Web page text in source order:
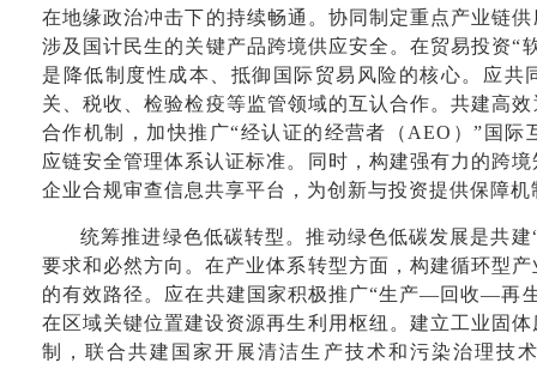
在地缘政治冲击下的持续畅通。协同制定重点产业链
涉及国计民生的关键产品跨境供应安全。在贸易投资“
是降低制度性成本、抵御国际贸易风险的核心。应共
关、税收、检验检疫等监管领域的互认合作。共建高
合作机制，加快推广“经认证的经营者（AEO）”国际
应链安全管理体系认证标准。同时，构建强有力的跨
企业合规审查信息共享平台，为创新与投资提供保障机
统筹推进绿色低碳转型。推动绿色低碳发展是共
要求和必然方向。在产业体系转型方面，构建循环型
的有效路径。应在共建国家积极推广“生产—回收—再
在区域关键位置建设资源再生利用枢纽。建立工业固
制，联合共建国家开展清洁生产技术和污染治理技